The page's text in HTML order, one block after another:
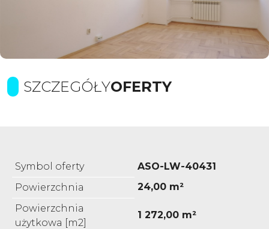
SZCZEGÓŁYOFERTY
Symbol oferty
ASO-LW-40431
Powierzchnia
24,00 m²
Powierzchnia
użytkowa [m2]
1 272,00 m²